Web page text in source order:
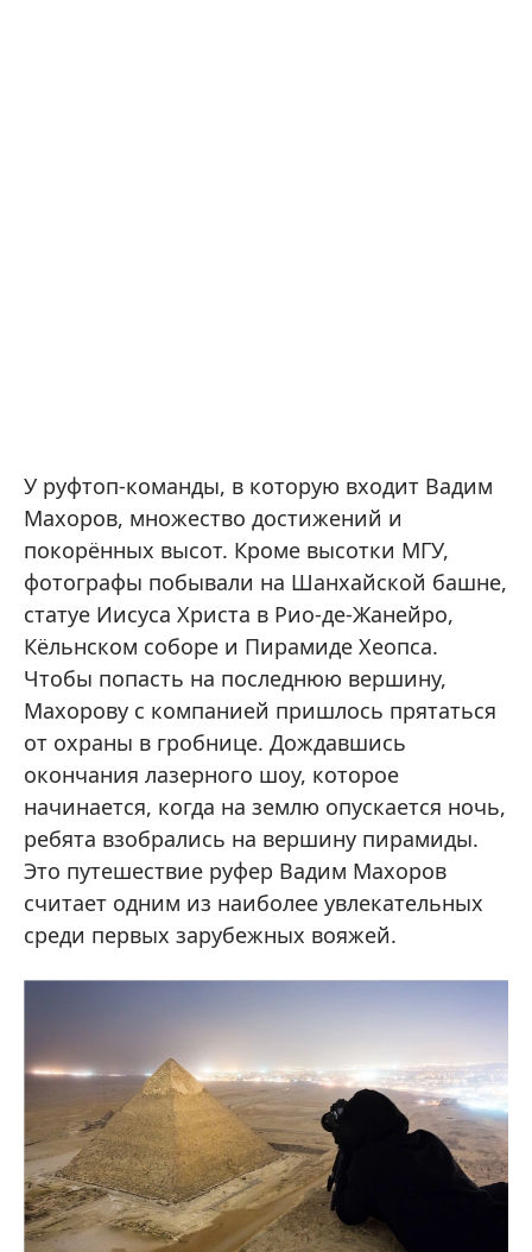
У руфтоп-команды, в которую входит Вадим
Махоров, множество достижений и
покорённых высот. Кроме высотки МГУ,
фотографы побывали на Шанхайской башне,
статуе Иисуса Христа в Рио-де-Жанейро,
Кёльнском соборе и Пирамиде Хеопса.
Чтобы попасть на последнюю вершину,
Махорову с компанией пришлось прятаться
от охраны в гробнице. Дождавшись
окончания лазерного шоу, которое
начинается, когда на землю опускается ночь,
ребята взобрались на вершину пирамиды.
Это путешествие руфер Вадим Махоров
считает одним из наиболее увлекательных
среди первых зарубежных вояжей.